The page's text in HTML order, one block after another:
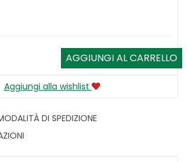
AGGIUNGI AL CARRELLO
Aggiungi alla wishlist
DI SPEDIZIONE